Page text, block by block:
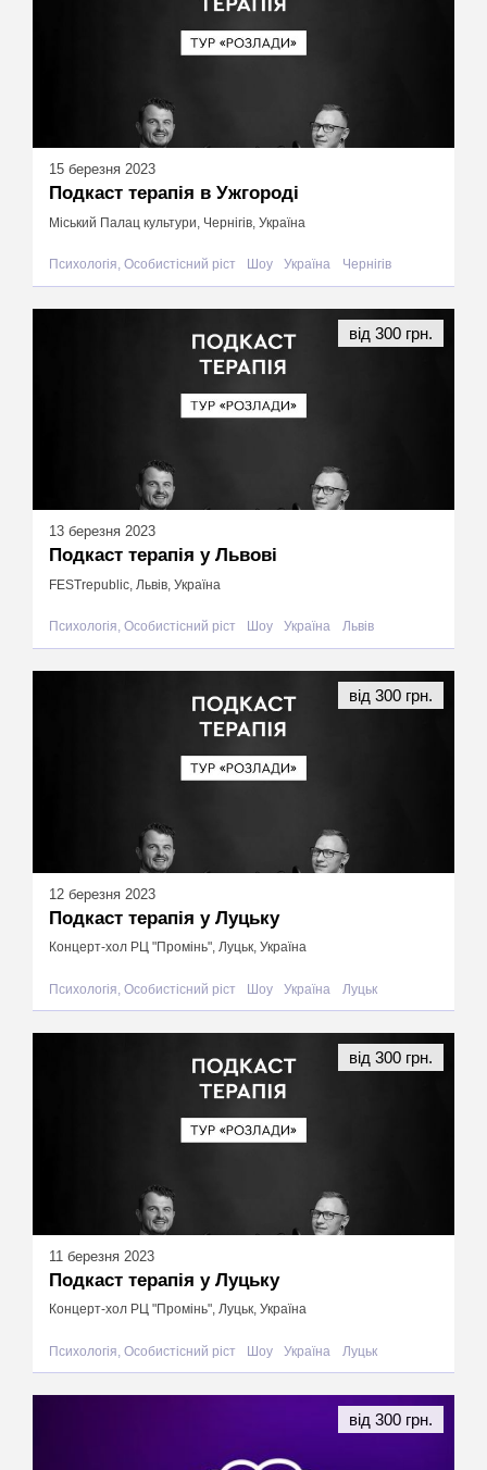
15 березня 2023
Подкаст терапія в Ужгороді
Міський Палац культури, Чернігів, Україна
Психологія, Особистісний ріст Шоу Україна Чернігів
13 березня 2023
Подкаст терапія у Львові
FESTrepublic, Львів, Україна
Психологія, Особистісний ріст Шоу Україна Львів
від 300 грн.
12 березня 2023
Подкаст терапія у Луцьку
Концерт-хол РЦ "Промінь", Луцьк, Україна
Психологія, Особистісний ріст Шоу Україна Луцьк
від 300 грн.
11 березня 2023
Подкаст терапія у Луцьку
Концерт-хол РЦ "Промінь", Луцьк, Україна
Психологія, Особистісний ріст Шоу Україна Луцьк
від 300 грн.
від 300 грн.